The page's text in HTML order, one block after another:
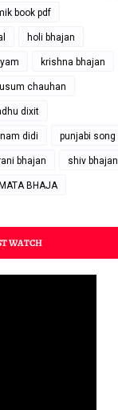
book pdf
holi bhajan
krishna bhajan
chauhan
dixit
didi punjabi song
bhajan shiv bhajan
BHAJA
WATCH